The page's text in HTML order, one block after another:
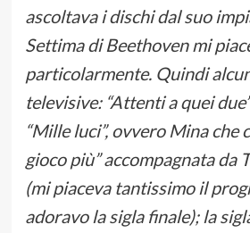
ascoltava i dischi dal suo
Settima di Beethoven mi
particolarmente. Quindi
televisive: “Attenti a quei
“Mille luci”, ovvero Mina che
gioco più” accompagnata da
(mi piaceva tantissimo il
adoravo la sigla finale); la